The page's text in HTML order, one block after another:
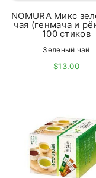
NOMURA Микс
чая (генмача и
100 стиков
Зеленый чай
$13.00